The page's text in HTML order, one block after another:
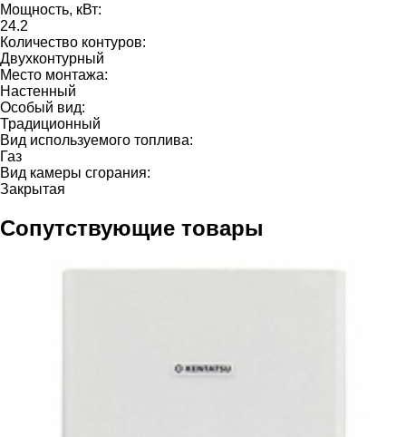
Мощность, кВт:
24.2
Количество контуров:
Двухконтурный
Место монтажа:
Настенный
Особый вид:
Традиционный
Вид используемого топлива:
Газ
Вид камеры сгорания:
Закрытая
Сопутствующие товары